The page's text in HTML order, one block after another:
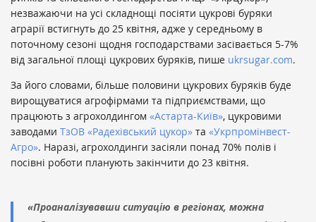
незважаючи на усі складнощі посіяти цукрові буряки
аграрії встигнуть до 25 квітня, адже у середньому в
поточному сезоні щодня господарствами засівається 5-7%
від загальної площі цукрових буряків, пише ukrsugar.com.
За його словами, більше половини цукрових буряків буде
вирощуватися агрофірмами та підприємствами, що
працюють з агрохолдингом «Астарта-Київ», цукровими
заводами ТзОВ «Радехівський цукор» та «Укрпромінвест-
Агро». Наразі, агрохолдинги засіяли понад 70% полів і
посівні роботи планують закінчити до 23 квітня.
«Проаналізувавши ситуацію в регіонах, можна